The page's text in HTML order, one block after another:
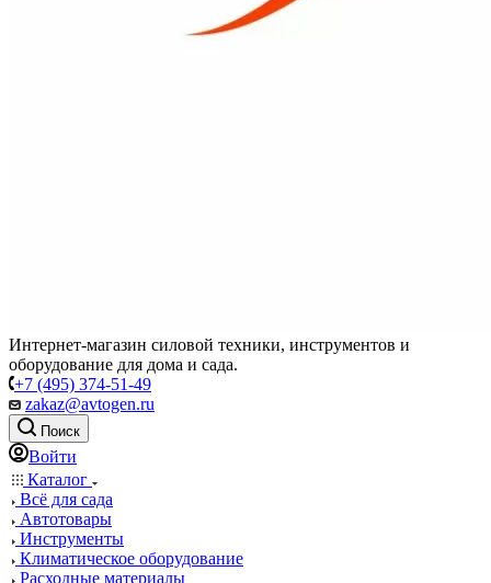
Интернет-магазин силовой техники, инструментов и
оборудование для дома и сада.
+7 (495) 374-51-49
zakaz@avtogen.ru
Поиск
Войти
Каталог
Всё для сада
Автотовары
Инструменты
Климатическое оборудование
Расходные материалы